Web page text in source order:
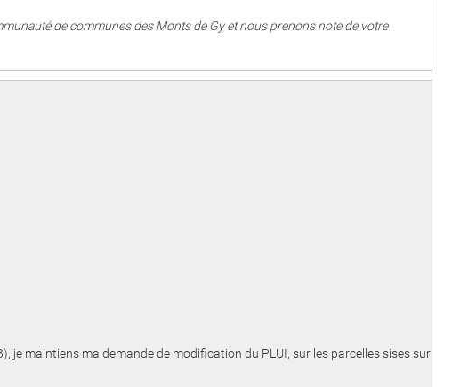
de communes des Monts de Gy et nous prenons note de votre
maintiens ma demande de modification du PLUI, sur les parcelles sises sur